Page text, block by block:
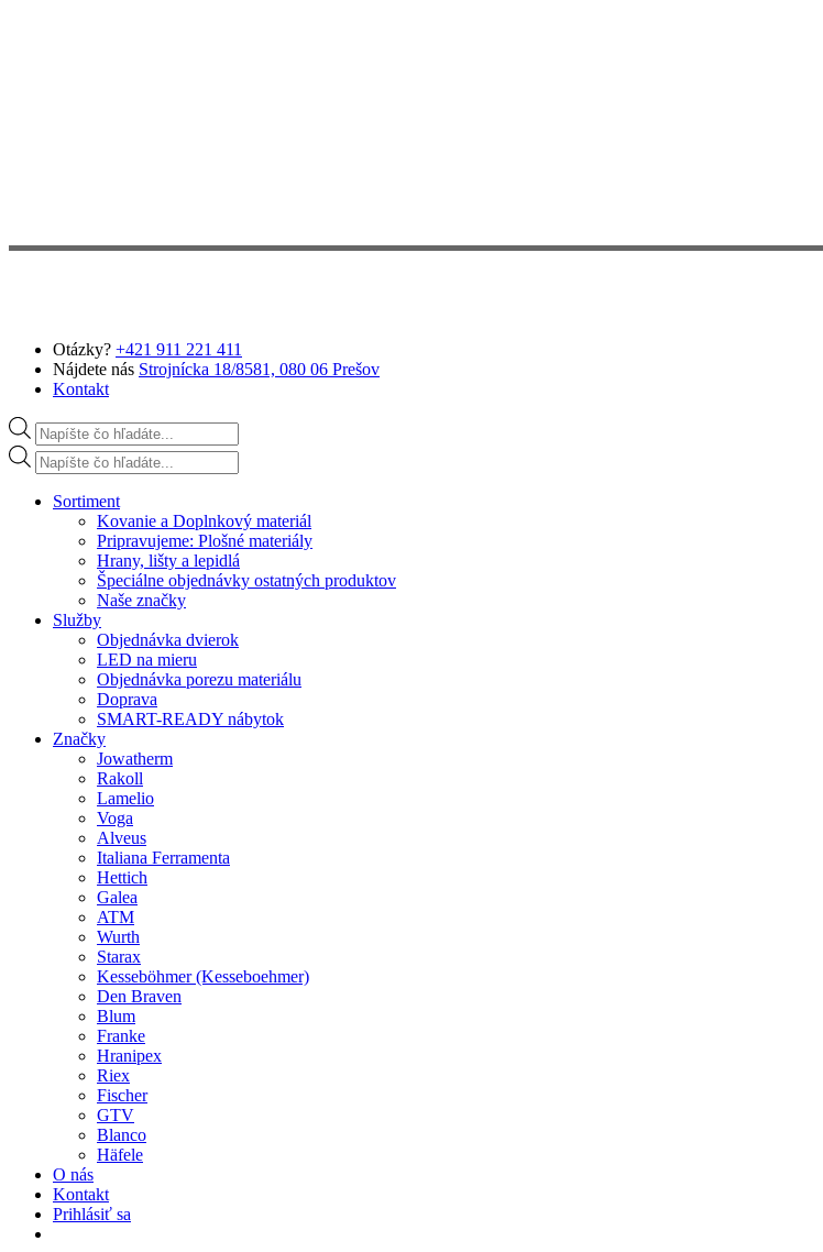
Otázky? +421 911 221 411
Nájdete nás Strojnícka 18/8581, 080 06 Prešov
Kontakt
Products search
Products search
Sortiment
Kovanie a Doplnkový materiál
Pripravujeme: Plošné materiály
Hrany, lišty a lepidlá
Špeciálne objednávky ostatných produktov
Naše značky
Služby
Objednávka dvierok
LED na mieru
Objednávka porezu materiálu
Doprava
SMART-READY nábytok
Značky
Jowatherm
Rakoll
Lamelio
Voga
Alveus
Italiana Ferramenta
Hettich
Galea
ATM
Wurth
Starax
Kesseböhmer (Kesseboehmer)
Den Braven
Blum
Franke
Hranipex
Riex
Fischer
GTV
Blanco
Häfele
O nás
Kontakt
Prihlásiť sa